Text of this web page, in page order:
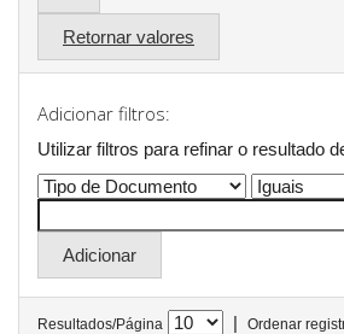
Retornar valores
Adicionar filtros:
Utilizar filtros para refinar o resultado
Resultados/Página |
Ordenar